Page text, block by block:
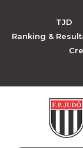
TJD
Ranking &